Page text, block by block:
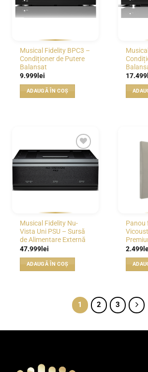
Musical Fidelity BPC3 –
Condiționer de Putere
Balansat
9.999 lei
ADAUGĂ ÎN COȘ
17.499
WISHLIST
Musical Fidelity Nu-
Vista Uni PSU – Sursă
de Alimentare Externă
47.999 lei
ADAUGĂ ÎN COȘ
Panou
2.499
1 2 3